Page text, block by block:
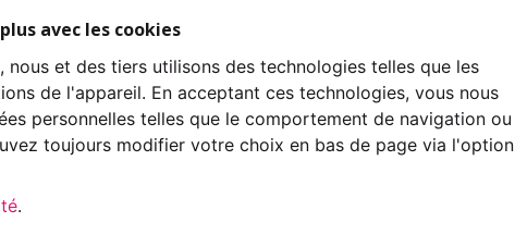
avec les cookies
et des tiers utilisons des technologies telles que les
de l'appareil. En acceptant ces technologies, vous nous
personnelles telles que le comportement de navigation ou
toujours modifier votre choix en bas de page via l'option
.
À Vendre